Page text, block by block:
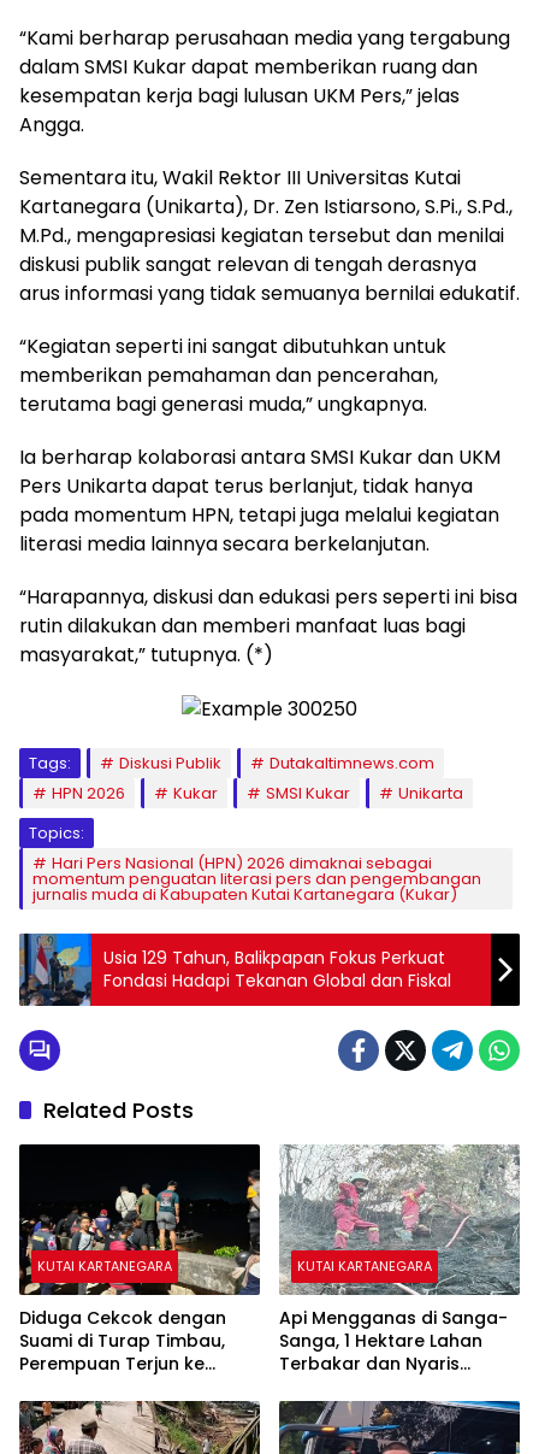
“Kami berharap perusahaan media yang tergabung
dalam SMSI Kukar dapat memberikan ruang dan
kesempatan kerja bagi lulusan UKM Pers,” jelas
Angga.
Sementara itu, Wakil Rektor III Universitas Kutai
Kartanegara (Unikarta), Dr. Zen Istiarsono, S.Pi., S.Pd.,
M.Pd., mengapresiasi kegiatan tersebut dan menilai
diskusi publik sangat relevan di tengah derasnya
arus informasi yang tidak semuanya bernilai edukatif.
“Kegiatan seperti ini sangat dibutuhkan untuk
memberikan pemahaman dan pencerahan,
terutama bagi generasi muda,” ungkapnya.
Ia berharap kolaborasi antara SMSI Kukar dan UKM
Pers Unikarta dapat terus berlanjut, tidak hanya
pada momentum HPN, tetapi juga melalui kegiatan
literasi media lainnya secara berkelanjutan.
“Harapannya, diskusi dan edukasi pers seperti ini bisa
rutin dilakukan dan memberi manfaat luas bagi
masyarakat,” tutupnya. (*)
Tags: Diskusi Publik
Dutakaltimnews.com
HPN 2026
Kukar SMSI Kukar
Unikarta
Topics:
Hari Pers Nasional (HPN) 2026 dimaknai sebagai
momentum penguatan literasi pers dan pengembangan
jurnalis muda di Kabupaten Kutai Kartanegara (Kukar)
Usia 129 Tahun, Balikpapan Fokus Perkuat
Fondasi Hadapi Tekanan Global dan Fiskal
Related Posts
KUTAI KARTANEGARA
Diduga Cekcok dengan
Suami di Turap Timbau,
Perempuan Terjun ke
KUTAI KARTANEGARA
Api Mengganas di Sanga-
Sanga, 1 Hektare Lahan
Terbakar dan Nyaris